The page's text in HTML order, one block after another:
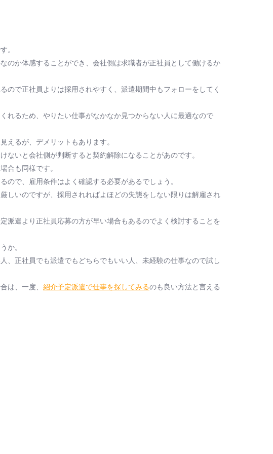
。
のか体感することができ、会社側は求職者が正社員として働けるか
ので正社員よりは採用されやすく、派遣期間中もフォローをしてく
れるため、やりたい仕事がなかなか見つからない人に最適なので
えるが、デメリットもあります。
いと会社側が判断すると契約解除になることがあのです。
合も同様です。
ので、雇用条件はよく確認する必要があるでしょう。
しいのですが、採用されればよほどの失態をしない限りは解雇され
派遣より正社員応募の方が早い場合もあるのでよく検討することを
か。
、正社員でも派遣でもどちらでもいい人、未経験の仕事なので試し
は、一度、 紹介予定派遣で仕事を探してみるのも良い方法と言える